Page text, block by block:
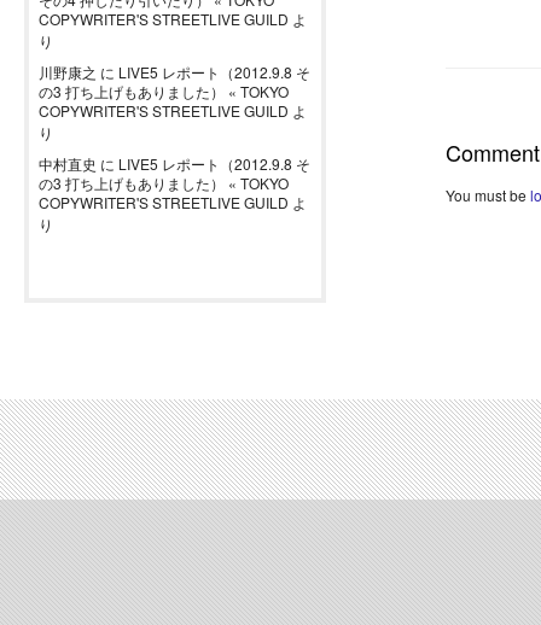
COPYWRITER'S STREETLIVE GUILD よ
り
川野康之 に LIVE5 レポート（2012.9.8 そ
の3 打ち上げもありました） « TOKYO
COPYWRITER'S STREETLIVE GUILD よ
り
中村直史 に LIVE5 レポート（2012.9.8 そ
の3 打ち上げもありました） « TOKYO
COPYWRITER'S STREETLIVE GUILD よ
り
Comment
You must be